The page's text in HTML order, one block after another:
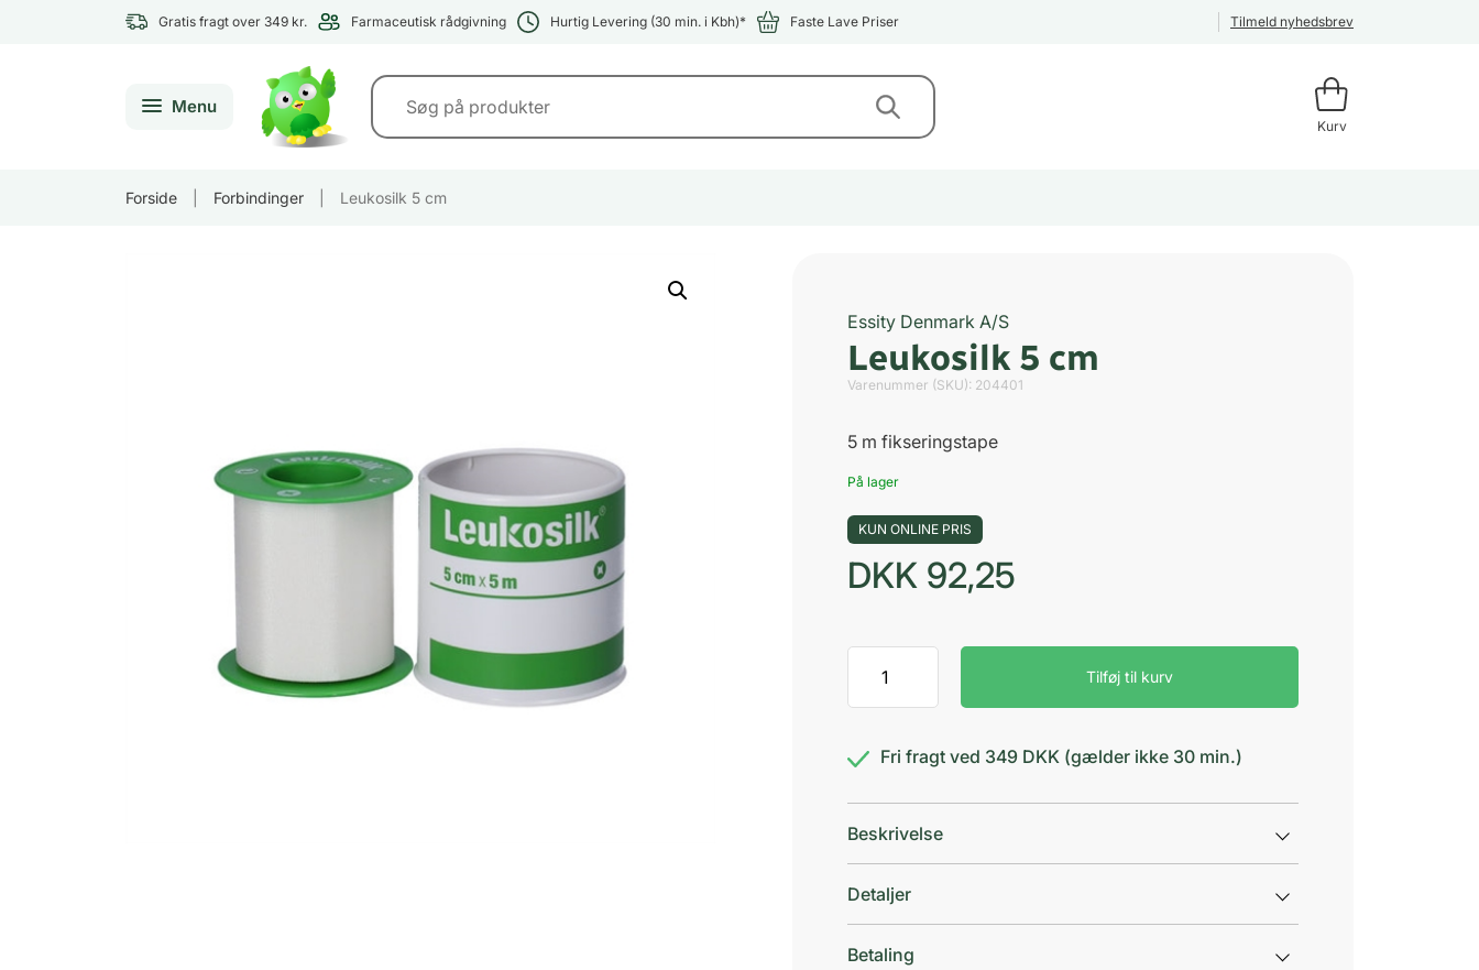
Gratis fragt over 349 kr. Farmaceutisk rådgivning Hurtig Levering (30 min. i Kbh)* Faste Lave Priser Tilmeld nyhedsbrev
Menu
Kurv
Forside Forbindinger Leukosilk 5 cm
Essity Denmark A/S
Leukosilk 5 cm
Varenummer (SKU): 204401
5 m fikseringstape
På lager
KUN ONLINE PRIS
DKK 92,25
cm
Tilføj til kurv
Fri fragt ved 349 DKK (gælder ikke 30 min.)
Beskrivelse
Detaljer
Betaling